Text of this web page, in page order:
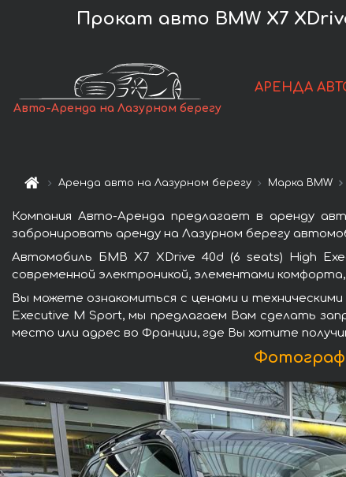
Прокат авто BMW X7
Авто-Аренда на Лазурном берегу
АРЕНДА
Аренда авто на Лазурном берегу Марка BMW
Компания Авто-Аренда предлагает в аренду
забронировать аренду на Лазурном берегу
Автомобиль БМВ X7 XDrive 40d (6 seats) High
современной электроникой, элементами
Вы можете ознакомиться с ценами и
Executive M Sport, мы предлагаем Вам сделать
место или адрес во Франции, где Вы хотите